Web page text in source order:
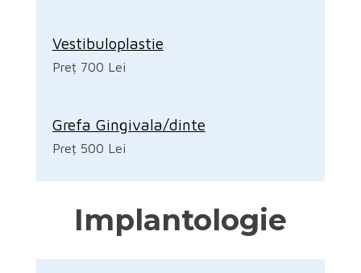
Vestibuloplastie
Preț 700 Lei
Grefa Gingivala/dinte
Preț 500 Lei
Implantologie